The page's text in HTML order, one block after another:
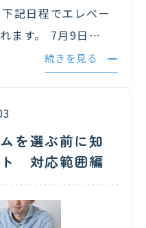
記日程でエレベー
ます。 7月9日
間中はエレベーター
続きを見る
を選ぶ前に知
ト 対応範囲編